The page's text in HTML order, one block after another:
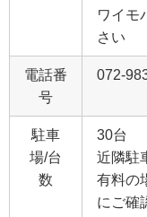
ワイモ
さい
電話番
号
072-
駐車
場/台
数
30台
近隣駐
有料の
にご確